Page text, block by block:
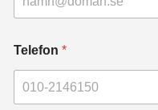
Telefon *